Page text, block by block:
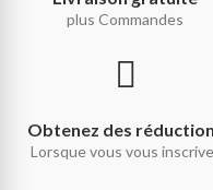
plus Commandes
Obtenez des
Lorsque vous vous